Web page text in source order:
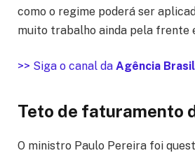
como o regime poderá ser
muito trabalho ainda pela frente
>> Siga o canal da Agência Brasil
Teto de faturamento
O ministro Paulo Pereira foi